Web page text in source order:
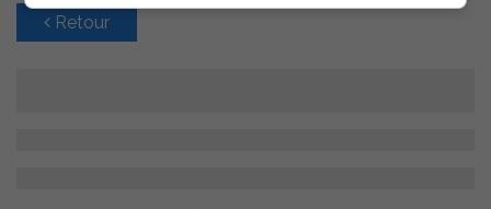
Retour